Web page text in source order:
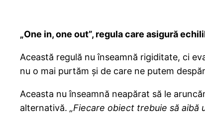
„One in, one out”, regula care asigură
Această regulă nu înseamnă rigiditate, ci
nu o mai purtăm și de care ne putem
Aceasta nu înseamnă neapărat să le
alternativă. „Fiecare obiect trebuie să aibă